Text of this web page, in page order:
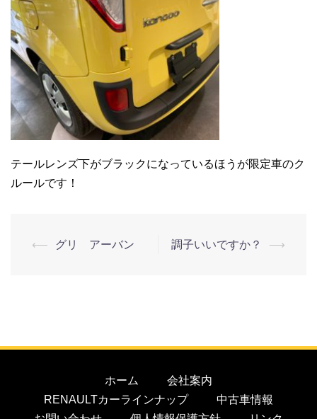
テールレンズ下がブラックになっているほうが限定車のク
ルールです！
⟵ グリ アーバン 調子いいですか？ ⟶
ホーム
会社案内
RENAULTカーラインナップ
中古車情報